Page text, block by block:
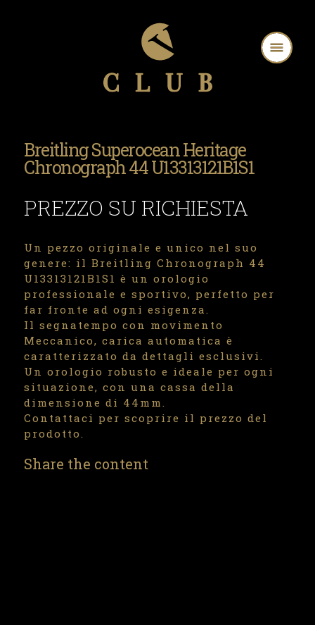
Breitling Superocean Heritage
Chronograph 44 U13313121B1S1
PREZZO SU RICHIESTA
Un pezzo originale e unico nel suo
genere: il Breitling Chronograph 44
U13313121B1S1 è un orologio
professionale e sportivo, perfetto per
far fronte ad ogni esigenza.
Il segnatempo con movimento
Meccanico, carica automatica è
caratterizzato da dettagli esclusivi.
Un orologio robusto e ideale per ogni
situazione, con una cassa della
dimensione di 44mm.
Contattaci per scoprire il prezzo del
prodotto.
Share the content